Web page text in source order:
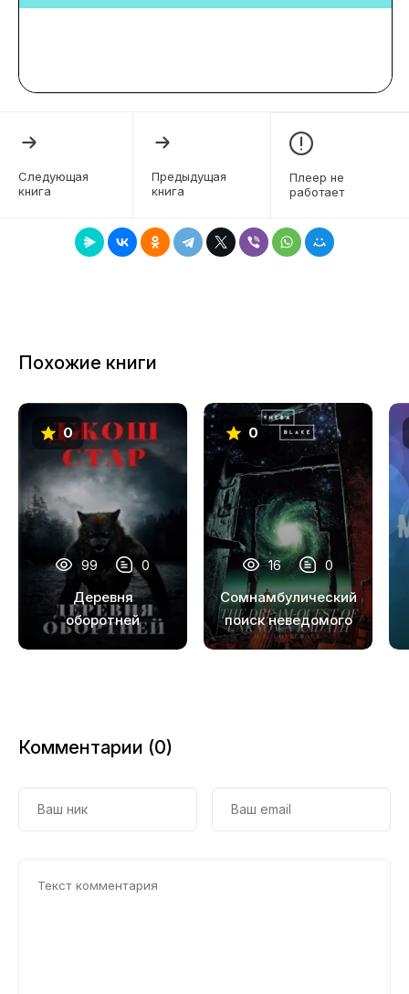
Следующая
книга
Предыдущая
книга
Плеер не
работает
Похожие книги
0
99 0
Деревня
оборотней
0
16 0
Сомнамбулический
поиск неведомого
Кадата
Комментарии (0)